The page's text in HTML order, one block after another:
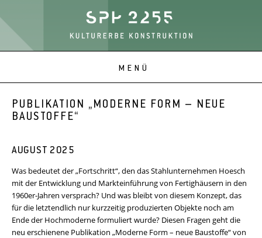
PUBLIKATION „MODERNE FORM – NEUE
BAUSTOFFE“
AUGUST 2025
Was bedeutet der „Fortschritt“, den das Stahlunternehmen Hoesch
mit der Entwicklung und Markteinführung von Fertighäusern in den
1960er-Jahren versprach? Und was bleibt von diesem Konzept, das
für die letztendlich nur kurzzeitig produzierten Objekte noch am
Ende der Hochmoderne formuliert wurde? Diesen Fragen geht die
neu erschienene Publikation „Moderne Form – neue Baustoffe“ von